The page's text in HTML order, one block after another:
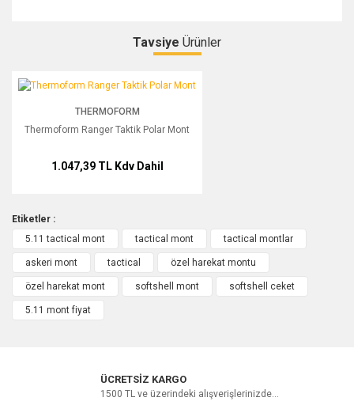
Yorum Yaz
Tavsiye Ürünler
Thermoform Ranger Taktik Polar Mont
THERMOFORM
Thermoform Ranger Taktik Polar Mont
1.047,39 TL Kdv Dahil
Etiketler :
5.11 tactical mont
tactical mont tactical montlar
askeri mont tactical özel harekat montu
özel harekat mont softshell mont softshell ceket
5.11 mont fiyat
ÜCRETSİZ KARGO
1500 TL ve üzerindeki alışverişlerinizde...